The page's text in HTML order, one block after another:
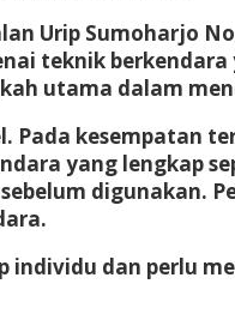
Urip Sumoharjo
teknik
utama dalam
kesempatan
yang lengkap
digunakan.
dan perlu